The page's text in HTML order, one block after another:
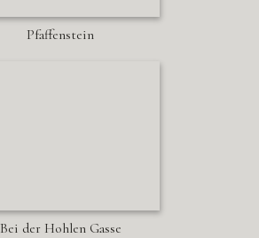
Pfaffenstein
Bei der Hohlen Gasse